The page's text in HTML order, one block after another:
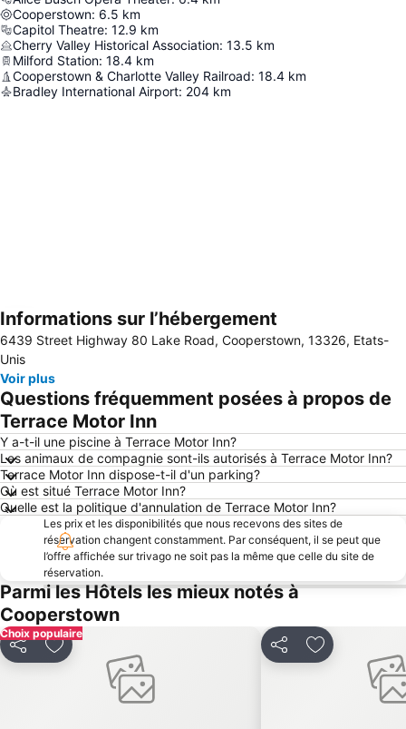
Cooperstown: 6.5 km
Capitol Theatre: 12.9 km
Cherry Valley Historical Association: 13.5 km
Milford Station: 18.4 km
Cooperstown & Charlotte Valley Railroad: 18.4 km
Bradley International Airport: 204 km
Agrandir la carte
Informations sur l’hébergement
6439 Street Highway 80 Lake Road, Cooperstown, 13326, Etats-
Unis
Voir plus
Questions fréquemment posées à propos de
Terrace Motor Inn
Y a-t-il une piscine à Terrace Motor Inn?
Les animaux de compagnie sont-ils autorisés à Terrace Motor Inn?
Terrace Motor Inn dispose-t-il d'un parking?
Où est situé Terrace Motor Inn?
Quelle est la politique d'annulation de Terrace Motor Inn?
Les prix et les disponibilités que nous recevons des sites de
réservation changent constamment. Par conséquent, il se peut que
l’offre affichée sur trivago ne soit pas la même que celle du site de
réservation.
Parmi les Hôtels les mieux notés à
Cooperstown
Choix populaire
PartagerAjouter à mes favoris PartagerAjouter à